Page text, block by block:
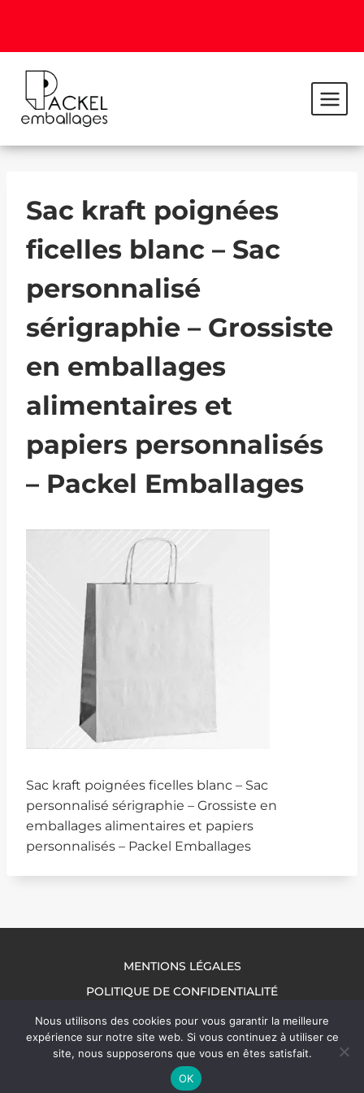
Sac kraft poignées
ficelles blanc – Sac
personnalisé
sérigraphie – Grossiste
en emballages
alimentaires et
papiers personnalisés
– Packel Emballages
Sac kraft poignées ficelles blanc – Sac
personnalisé sérigraphie – Grossiste en
emballages alimentaires et papiers
personnalisés – Packel Emballages
MENTIONS LÉGALES
POLITIQUE DE CONFIDENTIALITÉ
NOUS CONTACTER
Nous utilisons des cookies pour vous garantir la meilleure
expérience sur notre site web. Si vous continuez à utiliser ce
site, nous supposerons que vous en êtes satisfait.
OK